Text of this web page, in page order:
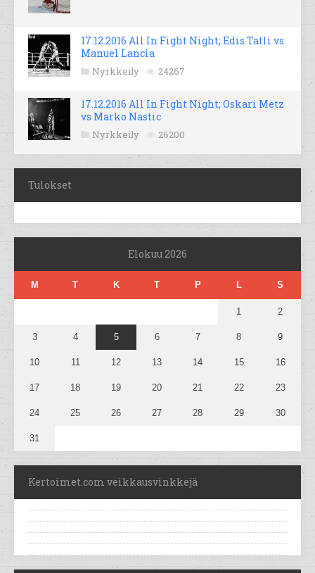
17.12.2016 All In Fight Night; Edis Tatli vs
Manuel Lancia
Nyrkkeily 24267
17.12.2016 All In Fight Night; Oskari Metz
vs Marko Nastic
Nyrkkeily 26200
Tulokset
Elokuu 2026
M T K T P L S
1 2
3 4 5 6 7 8 9
10 11 12 13 14 15 16
17 18 19 20 21 22 23
24 25 26 27 28 29 30
31
Kertoimet.com veikkausvinkkejä